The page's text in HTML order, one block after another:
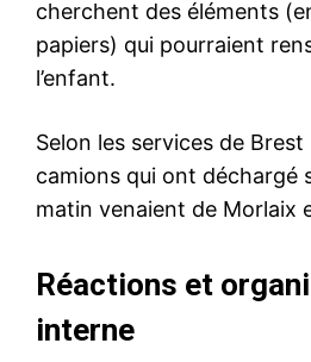
cherchent des éléments
papiers) qui pourraient
l’enfant.
Selon les services de
camions qui ont déchargé
matin venaient de Morlaix
Réactions et
interne